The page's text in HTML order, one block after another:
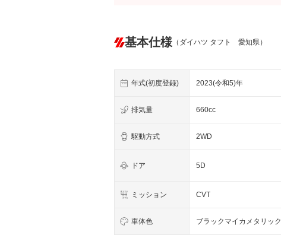
基本仕様 （ダイハツ タフト 愛知県）
年式(初度登録) 2023(令和5)年
排気量 660cc
駆動方式 2WD
ドア 5D
ミッション CVT
車体色 ブラックマイカメタリック